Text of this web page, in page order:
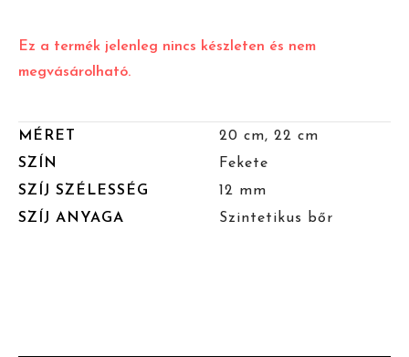
Ez a termék jelenleg nincs készleten és nem
megvásárolható.
MÉRET
20 cm, 22 cm
SZÍN
Fekete
SZÍJ SZÉLESSÉG
12 mm
SZÍJ ANYAGA
Szintetikus bőr